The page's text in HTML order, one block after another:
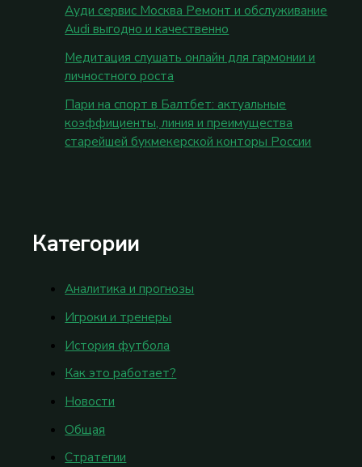
Ауди сервис Москва Ремонт и обслуживание
Audi выгодно и качественно
Медитация слушать онлайн для гармонии и
личностного роста
Пари на спорт в Балтбет: актуальные
коэффициенты, линия и преимущества
старейшей букмекерской конторы России
Категории
Аналитика и прогнозы
Игроки и тренеры
История футбола
Как это работает?
Новости
Общая
Стратегии